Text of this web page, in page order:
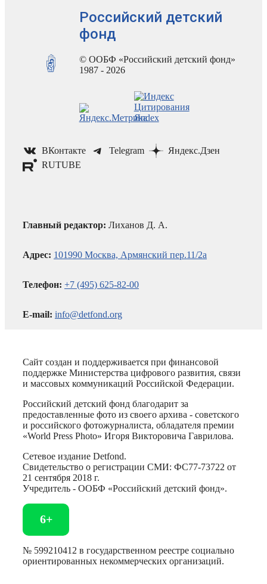
Российский детский
фонд
© ООБФ «Российский детский фонд»
1987 - 2026
ВКонтакте Telegram
Яндекс.Дзен
RUTUBE
Главный редактор: Лиханов Д. А.
Адрес: 101990 Москва, Армянский пер.11/2а
Телефон: +7 (495) 625-82-00
E-mail: info@detfond.org
Сайт создан и поддерживается при финансовой
поддержке Министерства цифрового развития, связи
и массовых коммуникаций Российской Федерации.
Российский детский фонд благодарит за
предоставленные фото из своего архива - советского
и российского фотожурналиста, обладателя премии
«World Press Photo» Игоря Викторовича Гаврилова.
Сетевое издание Detfond.
Свидетельство о регистрации СМИ: ФС77-73722 от
21 сентября 2018 г.
Учредитель - ООБФ «Российский детский фонд».
6+
№ 599210412 в государственном реестре социально
ориентированных некоммерческих организаций.